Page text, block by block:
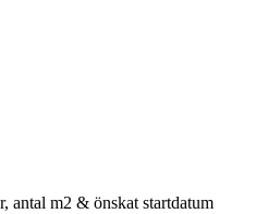
antal m2 & önskat startdatum